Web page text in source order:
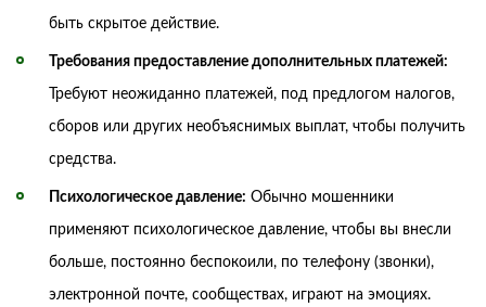
быть скрытое действие.
Требования предоставление дополнительных платежей:
Требуют неожиданно платежей, под предлогом налогов,
сборов или других необъяснимых выплат, чтобы получить
средства.
Психологическое давление: Обычно мошенники
применяют психологическое давление, чтобы вы внесли
больше, постоянно беспокоили, по телефону (звонки),
электронной почте, сообществах, играют на эмоциях.